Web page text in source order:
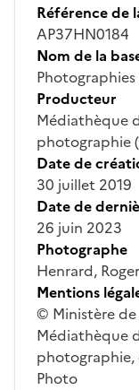
Référence de
AP37HN0184
Nom de la
Producteur
Médiathèque
photographie
Date de
30 juillet 2019
Date de
26 juin 2023
Photographe
Henrard,
Mentions
© Ministère de
Médiathèque
photographie,
Photo